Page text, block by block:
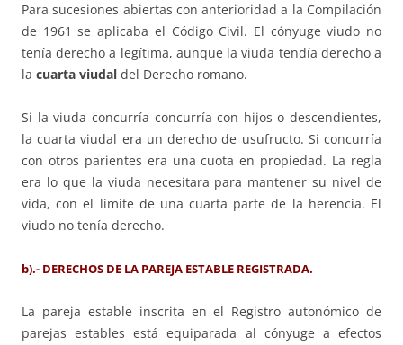
Para sucesiones abiertas con anterioridad a la Compilación
de 1961 se aplicaba el Código Civil. El cónyuge viudo no
tenía derecho a legítima, aunque la viuda tendía derecho a
la cuarta viudal del Derecho romano.
Si la viuda concurría concurría con hijos o descendientes,
la cuarta viudal era un derecho de usufructo. Si concurría
con otros parientes era una cuota en propiedad. La regla
era lo que la viuda necesitara para mantener su nivel de
vida, con el límite de una cuarta parte de la herencia. El
viudo no tenía derecho.
b).- DERECHOS DE LA PAREJA ESTABLE REGISTRADA.
La pareja estable inscrita en el Registro autonómico de
parejas estables está equiparada al cónyuge a efectos